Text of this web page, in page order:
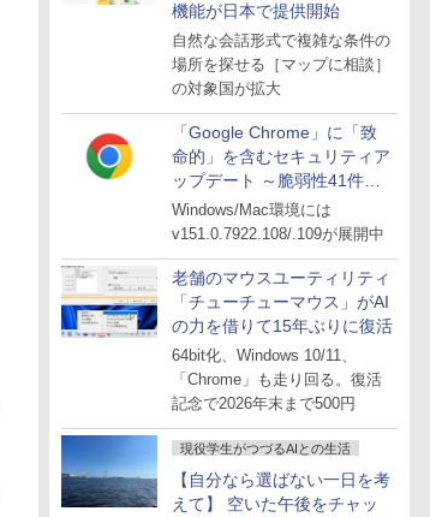
機能が日本で提供開始
自然な会話形式で複雑な条件の
場所を探せる［マップに相談］
の対象国が拡大
「Google Chrome」に「致
命的」を含むセキュリティア
ップデート ～脆弱性41件に
対処
Windows/Mac環境には
v151.0.7922.108/.109が展開中
老舗のマウスユーティリティ
「チューチューマウス」がAI
の力を借りて15年ぶりに復活
64bit化、Windows 10/11、
「Chrome」も走り回る。復活
記念で2026年末まで500円
現役学生がつづるAIとの生活
【自分なら選ばない一日を考
えて】 空いた午後をチャッ